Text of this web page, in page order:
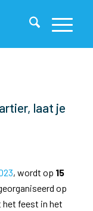
laat je
, wordt op 15
op
het feest in het